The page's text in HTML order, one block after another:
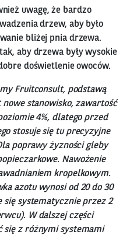
uwagę, że bardzo
drzew, aby było
bliżej pnia drzewa.
aby drzewa były wysokie
doświetlenie owoców.
Fruitconsult, podstawą
stanowisko, zawartość
4%, dlatego przed
stosuje się tu precyzyjne
poprawy żyzności gleby
Nawożenie
kropelkowym.
azotu wynosi od 20 do 30
się systematycznie przez 2
W dalszej części
się z różnymi systemami